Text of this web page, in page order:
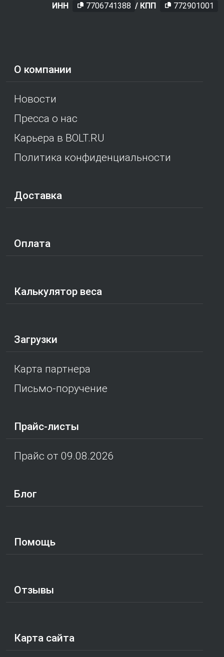
О компании
Новости
Пресса о нас
Карьера в BOLT.RU
Политика конфиденциальности
Доставка
Оплата
Калькулятор веса
Загрузки
Карта партнера
Письмо-поручение
Прайс-листы
Прайс от 09.08.2026
Блог
Помощь
Отзывы
Карта сайта
ИНН
7706741388 / КПП 772901001